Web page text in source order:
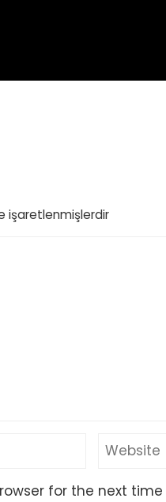
işaretlenmişlerdir
for the next